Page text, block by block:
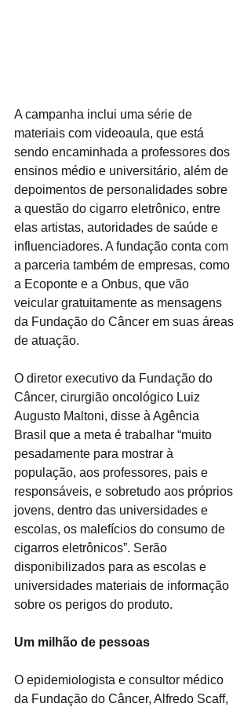
A campanha inclui uma série de
materiais com videoaula, que está
sendo encaminhada a professores dos
ensinos médio e universitário, além de
depoimentos de personalidades sobre
a questão do cigarro eletrônico, entre
elas artistas, autoridades de saúde e
influenciadores. A fundação conta com
a parceria também de empresas, como
a Ecoponte e a Onbus, que vão
veicular gratuitamente as mensagens
da Fundação do Câncer em suas áreas
de atuação.
O diretor executivo da Fundação do
Câncer, cirurgião oncológico Luiz
Augusto Maltoni, disse à Agência
Brasil que a meta é trabalhar “muito
pesadamente para mostrar à
população, aos professores, pais e
responsáveis, e sobretudo aos próprios
jovens, dentro das universidades e
escolas, os malefícios do consumo de
cigarros eletrônicos”. Serão
disponibilizados para as escolas e
universidades materiais de informação
sobre os perigos do produto.
Um milhão de pessoas
O epidemiologista e consultor médico
da Fundação do Câncer, Alfredo Scaff,